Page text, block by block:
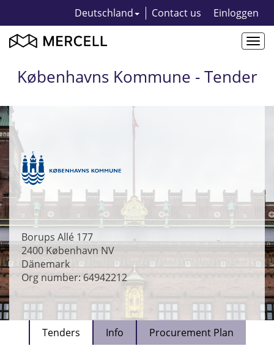
Deutschland Contact us Einloggen
Københavns Kommune - Tender
Borups Allé 177
2400 København NV
Dänemark
Org number: 64942212
Tenders Info Procurement Plan